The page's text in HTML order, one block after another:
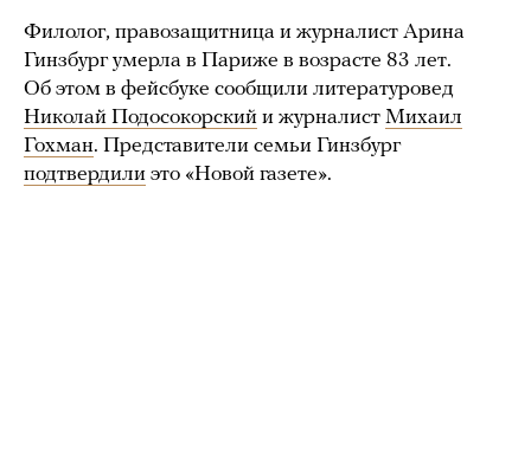
Филолог, правозащитница и журналист Арина
Гинзбург умерла в Париже в возрасте 83 лет.
Об этом в фейсбуке сообщили литературовед
Николай Подосокорский и журналист Михаил
Гохман. Представители семьи Гинзбург
подтвердили это «Новой газете».